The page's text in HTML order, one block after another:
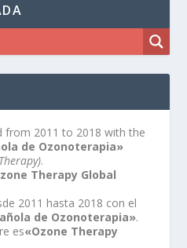
from 2011 to 2018 with the
de Ozonoterapia»
.
Therapy Global
2011 hasta 2018 con el
de Ozonoterapia».
es«Ozone Therapy